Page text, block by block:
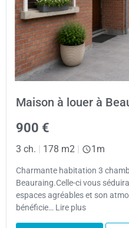
Maison à louer à
900 €
3 ch. | 178 m2 | 1m
Charmante habitation 3
Beauraing.Celle-ci vous
espaces agréables et son
bénéficie… Lire plus